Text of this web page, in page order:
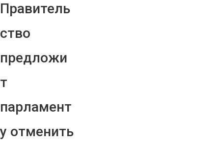
Правитель
ство
предложи
т
парламент
у отменить